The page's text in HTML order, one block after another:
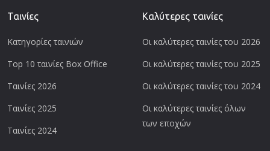
Ταινίες
Κατηγορίες ταινιών
Top 10 ταινίες Box Office
Ταινίες 2026
Ταινίες 2025
Ταινίες 2024
Καλύτερες ταινίες
Οι καλύτερες ταινίες του 2026
Οι καλύτερες ταινίες του 2025
Οι καλύτερες ταινίες του 2024
Οι καλύτερες ταινίες όλων
των εποχών